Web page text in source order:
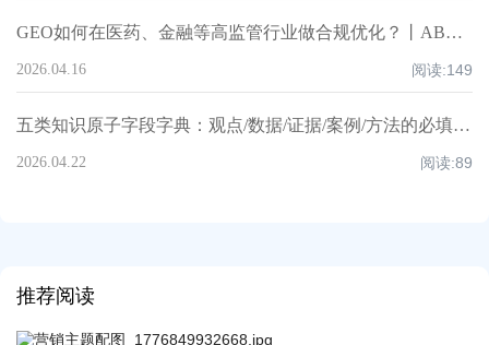
GEO如何在医药、金融等高监管行业做合规优化？丨AB客GEO
2026.04.16 阅读:149
五类知识原子字段字典：观点/数据/证据/案例/方法的必填字段与引用标准｜AB客
2026.04.22 阅读:89
推荐阅读